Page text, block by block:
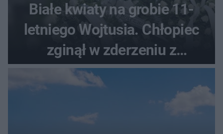
Białe kwiaty na grobie 11-
letniego Wojtusia. Chłopiec
zginął w zderzeniu z
kombajnem